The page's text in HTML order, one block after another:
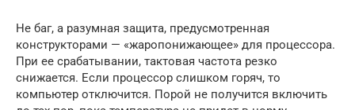
Не баг, а разумная защита, предусмотренная
конструкторами — «жаропонижающее» для процессора.
При ее срабатывании, тактовая частота резко
снижается. Если процессор слишком горяч, то
компьютер отключится. Порой не получится включить